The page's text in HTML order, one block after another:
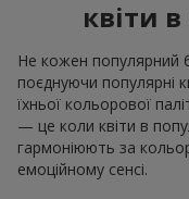
квіти
Не кожен популярний
поєднуючи популярні
їхньої кольорової
— це коли квіти в
гармоніюють за
емоційному сенсі.